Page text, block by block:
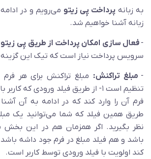
به زبانه پرداخت پِی زیتو می‌رویم و در
زبانه آشنا خواهیم شد.
- فعال سازی امکان پرداخت از طریق پِی
سرویس پرداخت نیاز است که تیک این گزینه
- مبلغ تراکنش: مبلغ تراکنش برای هر
تنظیم است ۱- از طریق فیلد ورودی که
طریق همین فیلد که شما می‌توانید یک
نظر بگیرید. اگر همزمان هم در این
باشد و هم فیلد مبلغ در فرم جود داشه باشد
کند اولویت با فیلد ورودی توسط کاربر است.